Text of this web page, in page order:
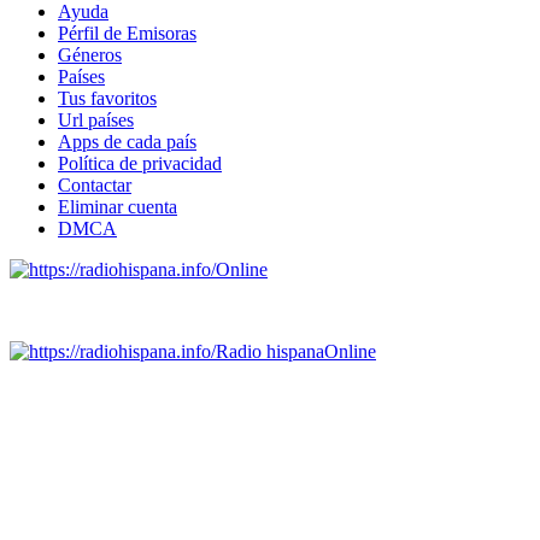
Ayuda
Pérfil de Emisoras
Géneros
Países
Tus favoritos
Url países
Apps de cada país
Política de privacidad
Contactar
Eliminar cuenta
DMCA
Online
Radio hispanaOnline